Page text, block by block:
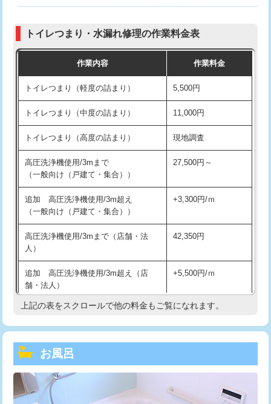
トイレつまり・水漏れ修理の作業料金表
作業内容 作業料金
トイレつまり（軽度の詰まり） 5,500円
トイレつまり（中度の詰まり） 11,000円
トイレつまり（高度の詰まり） 現地調査
高圧洗浄機使用/3mまで
（一般向け（戸建て・集合））
27,500円～
追加 高圧洗浄機使用/3m超え
（一般向け（戸建て・集合））
+3,300円/ｍ
高圧洗浄機使用/3mまで（店舗・法
人）
42,350円
追加 高圧洗浄機使用/3m超え（店
舗・法人）
+5,500円/ｍ
高度高圧洗浄換 現地調査
トーラー機使用/3mまで
追加トーラー機使用/3m超え
上記の表をスクロールで他の料金もご覧になれます。
お風呂